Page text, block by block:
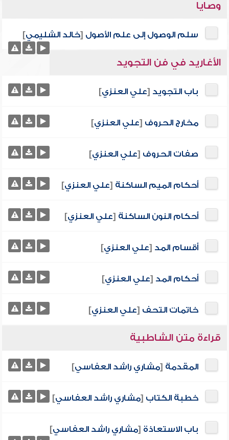
وصايا
سلم الوصول إلى علم الأصول [خالد الشليمي]
الأغاريد في فن التجويد
باب التجويد [علي العنزي]
مخارج الحروف [علي العنزي]
صفات الحروف [علي العنزي]
أحكام الميم الساكنة [علي العنزي]
أحكام النون الساكنة [علي العنزي]
أقسام المد [علي العنزي]
أحكام المد [علي العنزي]
خاتمات التحف [علي العنزي]
قراءة متن الشاطبية
المقدمة [مشاري راشد العفاسي]
خطبة الكتاب [مشاري راشد العفاسي]
باب الاستعاذة [مشاري راشد العفاسي]